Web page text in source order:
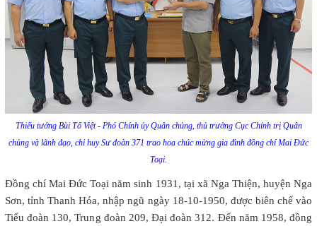
Thiếu tướng Bùi Tố Việt - Phó Chính ủy Quân chủng, thủ trưởng Cục Chính trị Quân
chủng và lãnh đạo, chỉ huy Sư đoàn 371 trao hoa chúc mừng gia đình đồng chí Mai Đức
Toại.
Đồng chí Mai Đức Toại năm sinh 1931, tại xã Nga Thiện, huyện Nga
Sơn, tỉnh Thanh Hóa, nhập ngũ ngày 18-10-1950, được biên chế vào
Tiểu đoàn 130, Trung đoàn 209, Đại đoàn 312. Đến năm 1958, đồng